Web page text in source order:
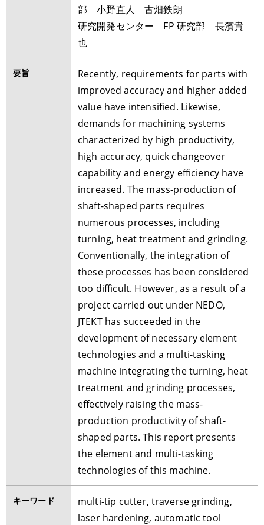
部 小野直人 古畑鉄朗
研究開発センター FP 研究部 長濱貴
也
要旨
Recently, requirements for parts with
improved accuracy and higher added
value have intensified. Likewise,
demands for machining systems
characterized by high productivity,
high accuracy, quick changeover
capability and energy efficiency have
increased. The mass-production of
shaft-shaped parts requires
numerous processes, including
turning, heat treatment and grinding.
Conventionally, the integration of
these processes has been considered
too difficult. However, as a result of a
project carried out under NEDO,
JTEKT has succeeded in the
development of necessary element
technologies and a multi-tasking
machine integrating the turning, heat
treatment and grinding processes,
effectively raising the mass-
production productivity of shaft-
shaped parts. This report presents
the element and multi-tasking
technologies of this machine.
キーワード
multi-tip cutter, traverse grinding,
laser hardening, automatic tool